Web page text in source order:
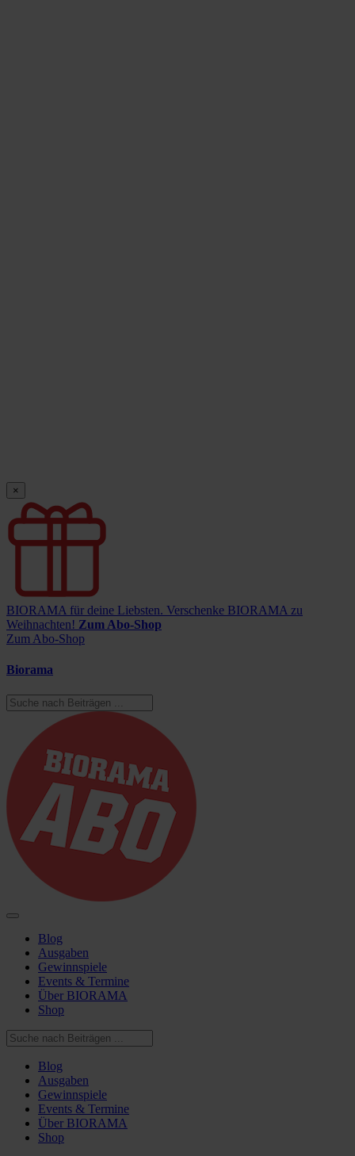
×
BIORAMA für deine Liebsten. Verschenke BIORAMA zu
Weihnachten! Zum Abo-Shop
Zum Abo-Shop
Biorama
Blog
Ausgaben
Gewinnspiele
Events & Termine
Über BIORAMA
Shop
Blog
Ausgaben
Gewinnspiele
Events & Termine
Über BIORAMA
Shop